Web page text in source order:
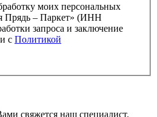
моих персональных
Прядь – Паркет» (ИНН
с Политикой
свяжется наш специалист.